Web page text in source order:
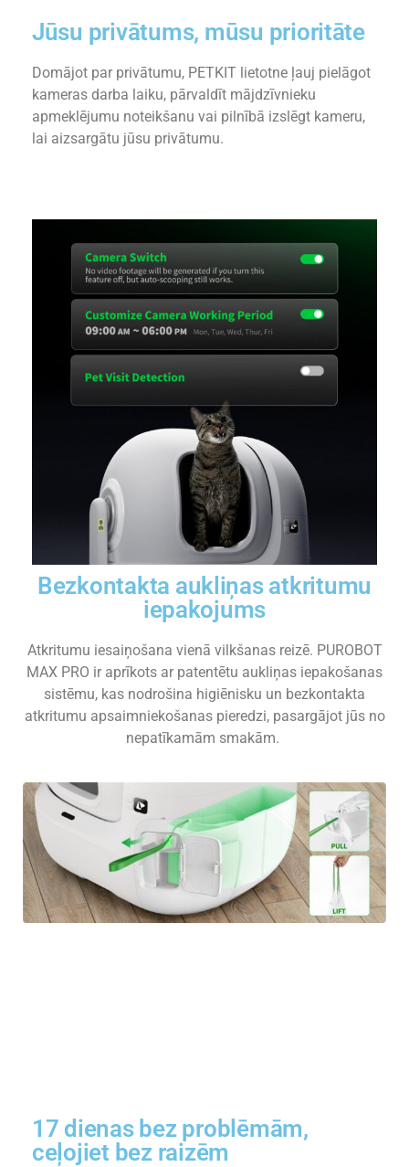
Jūsu privātums, mūsu prioritāte
Domājot par privātumu, PETKIT lietotne ļauj pielāgot
kameras darba laiku, pārvaldīt mājdzīvnieku
apmeklējumu noteikšanu vai pilnībā izslēgt kameru,
lai aizsargātu jūsu privātumu.
Bezkontakta aukliņas atkritumu
iepakojums
Atkritumu iesaiņošana vienā vilkšanas reizē. PUROBOT
MAX PRO ir aprīkots ar patentētu aukliņas iepakošanas
sistēmu, kas nodrošina higiēnisku un bezkontakta
atkritumu apsaimniekošanas pieredzi, pasargājot jūs no
nepatīkamām smakām.
17 dienas bez problēmām,
ceļojiet bez raizēm